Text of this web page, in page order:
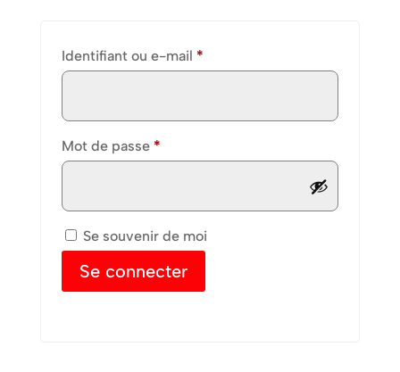
Identifiant ou e-mail *Obligatoire
Mot de passe *Obligatoire
Se souvenir de moi
Se connecter